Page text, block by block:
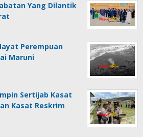
Yang Dilantik
Perempuan
Maruni
Sertijab Kasat
Kasat Reskrim